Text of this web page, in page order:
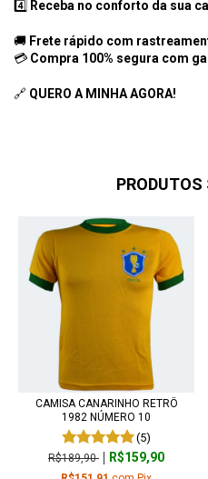
4️⃣ Receba no conforto da sua
🚚 Frete rápido com
💳 Compra 100% segura com
🔗 QUERO A MINHA AGORA!
CAMISA CANARINHO RETRÔ
1982 NÚMERO 10
(5)
R$189,90 R$159,90